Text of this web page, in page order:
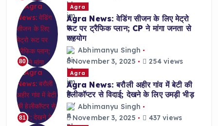
80
Agra
Agra News: वेडिंग सीजन के लिए मेट्रो
रूट पर ट्रैफिक प्लान; CP ने मांगा जनता से
सहयोग
Abhimanyu Singh
November 3, 2025
254 views
81
Agra
Agra News: बरौली अहीर गांव में बेटी की
हेलीकॉप्टर से विदाई; देखने के लिए उमड़ी भीड़
Abhimanyu Singh
November 3, 2025
437 views